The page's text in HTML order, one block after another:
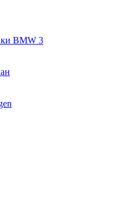
BMW 3